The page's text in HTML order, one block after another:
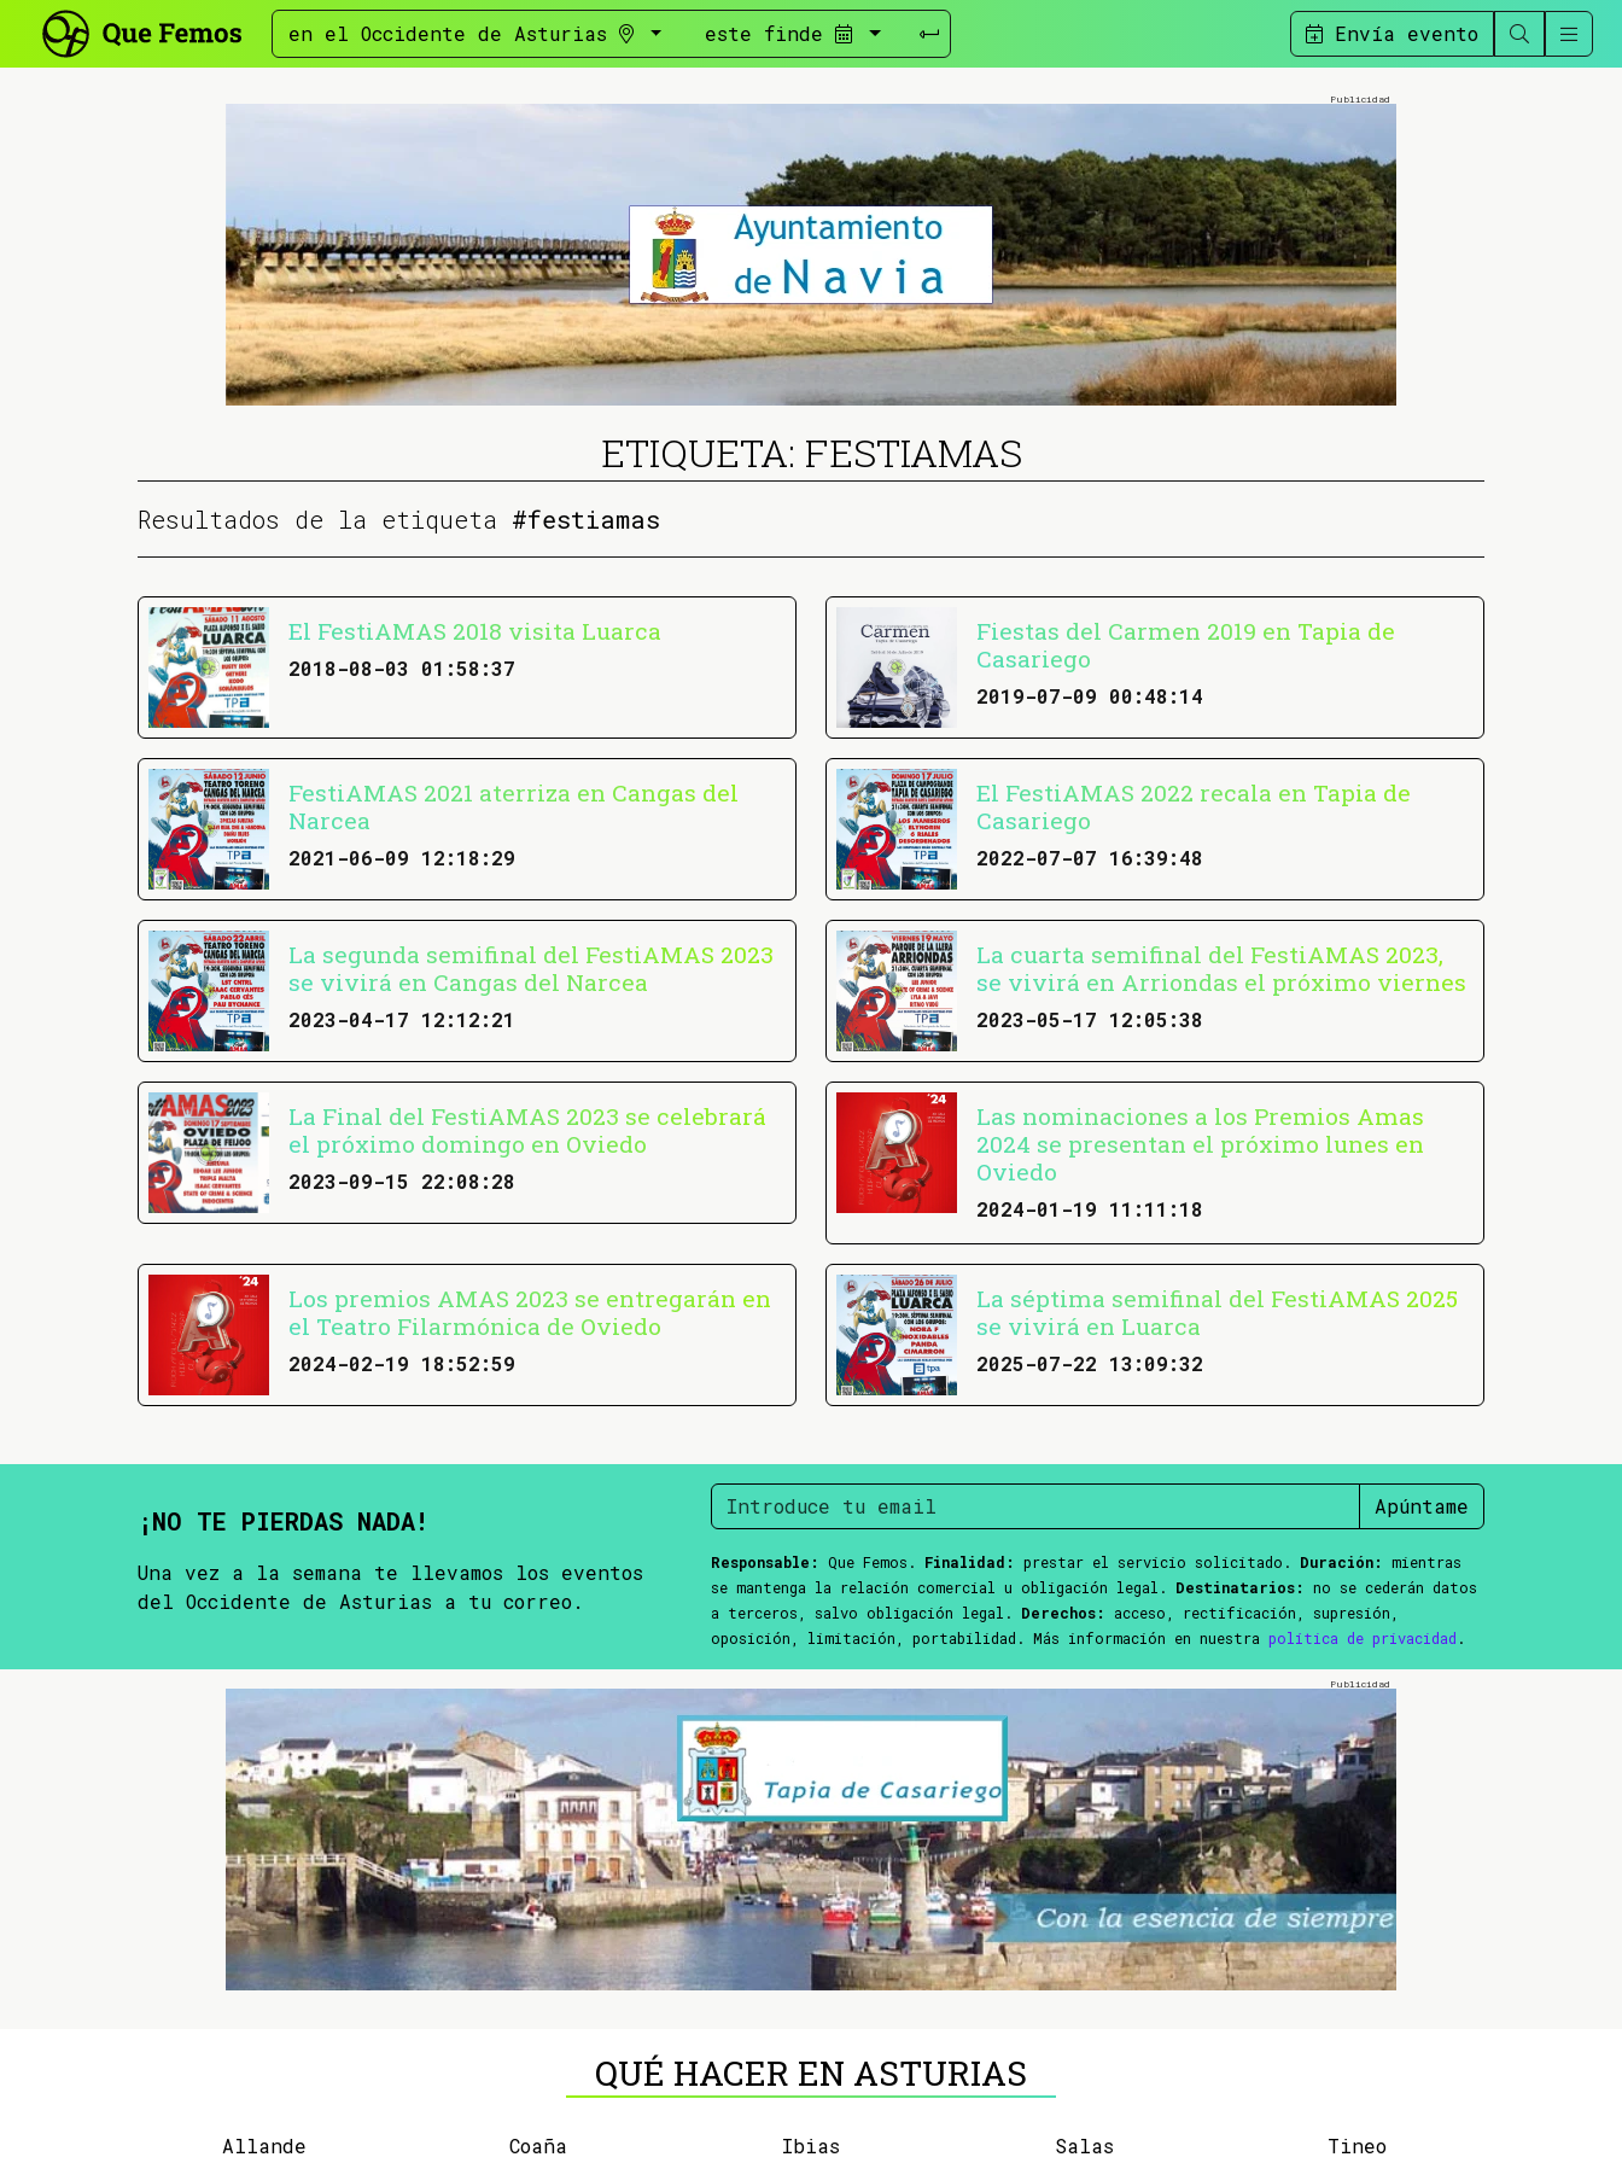
en el Occidente de Asturias este finde Envía evento
ETIQUETA: FESTIAMAS
Resultados de la etiqueta #festiamas
El FestiAMAS 2018 visita Luarca
2018-08-03 01:58:37
Fiestas del Carmen 2019 en Tapia de
Casariego
2019-07-09 00:48:14
FestiAMAS 2021 aterriza en Cangas del
Narcea
2021-06-09 12:18:29
El FestiAMAS 2022 recala en Tapia de
Casariego
2022-07-07 16:39:48
La segunda semifinal del FestiAMAS 2023
se vivirá en Cangas del Narcea
2023-04-17 12:12:21
La cuarta semifinal del FestiAMAS 2023,
se vivirá en Arriondas el próximo viernes
2023-05-17 12:05:38
La Final del FestiAMAS 2023 se celebrará
el próximo domingo en Oviedo
2023-09-15 22:08:28
Las nominaciones a los Premios Amas
2024 se presentan el próximo lunes en
Oviedo
2024-01-19 11:11:18
Los premios AMAS 2023 se entregarán en
el Teatro Filarmónica de Oviedo
2024-02-19 18:52:59
La séptima semifinal del FestiAMAS 2025
se vivirá en Luarca
2025-07-22 13:09:32
¡NO TE PIERDAS NADA!
Una vez a la semana te llevamos los eventos
del Occidente de Asturias a tu correo.
Apúntame
Responsable: Que Femos. Finalidad: prestar el servicio solicitado. Duración:
mientras
se mantenga la relación comercial u obligación legal. Destinatarios:
no se cederán datos
a terceros, salvo obligación legal. Derechos:
acceso, rectificación, supresión,
oposición, limitación, portabilidad. Más información en nuestra política de privacidad .
QUÉ HACER EN ASTURIAS
Allande Coaña Ibias Salas Tineo